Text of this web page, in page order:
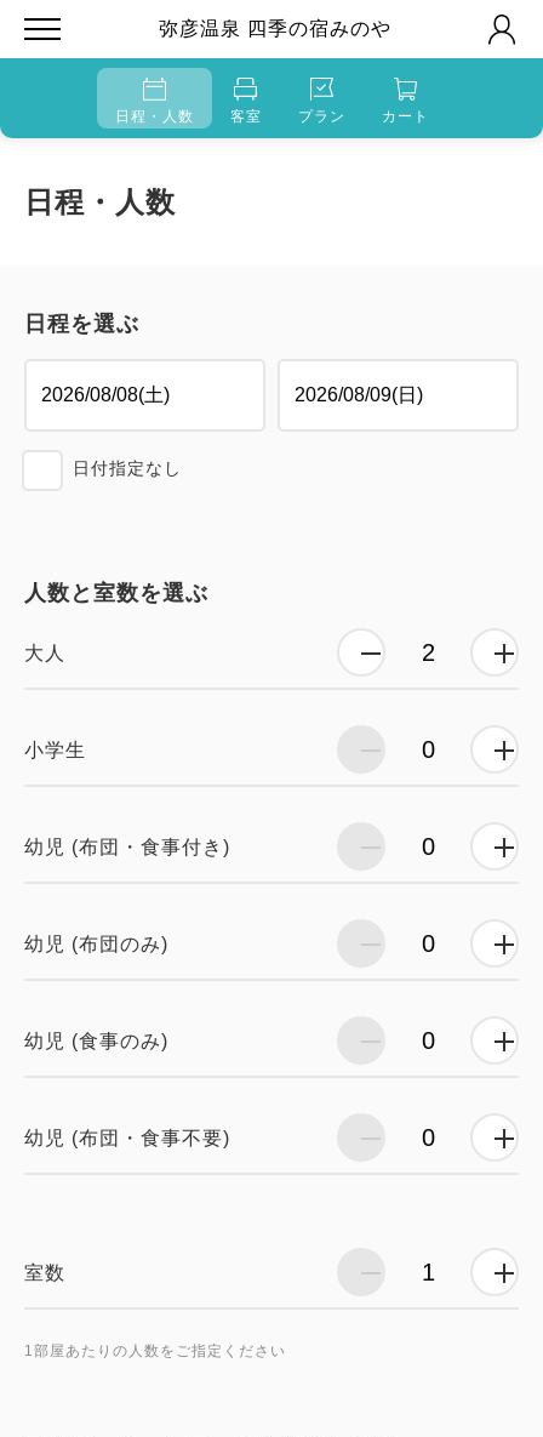
弥彦温泉 四季の宿みのや
日程・人数 客室 プラン カート
日程・人数
日程を選ぶ
日付指定なし
人数と室数を選ぶ
大人
小学生
幼児 (布団・食事付き)
幼児 (布団のみ)
幼児 (食事のみ)
幼児 (布団・食事不要)
室数
1部屋あたりの人数をご指定ください